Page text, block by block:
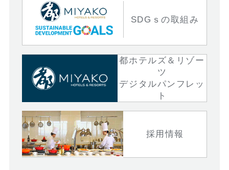
SDGｓの取組み
都ホテルズ＆リゾー
ツ
デジタルパンフレッ
ト
採用情報